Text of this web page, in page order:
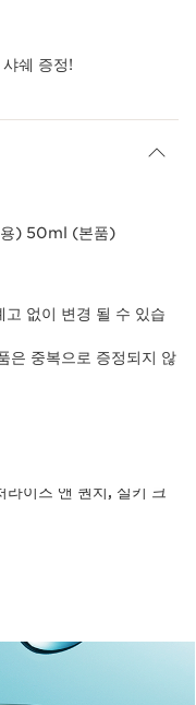
쉐 증정!
용) 50ml (본품)
없이 변경 될 수 있습
은 중복으로 증정되지 않
라이즈 앤 퀀치, 실키 크